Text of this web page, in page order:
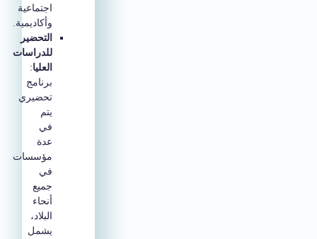
اجتماعية
وأكاديمية.
التحضير
للدراسات
العليا:
برنامج
تحضيري
مؤسسات
جميع
أنحاء
البلاد،
يشمل